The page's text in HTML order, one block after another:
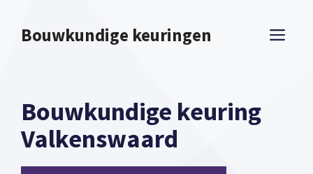
naarBouwkundige keuringen
Bouwkundige keuring
Valkenswaard